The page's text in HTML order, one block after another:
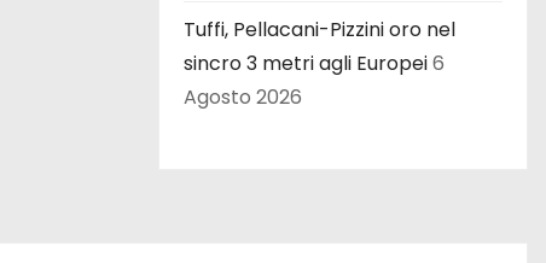
Tuffi, Pellacani-Pizzini oro nel
sincro 3 metri agli Europei6
Agosto 2026